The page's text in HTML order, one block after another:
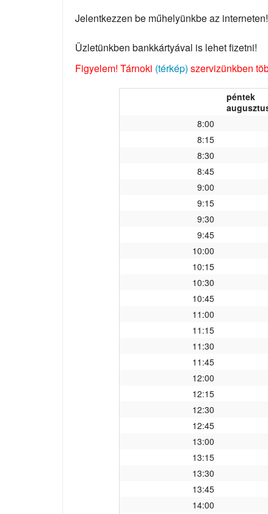
Jelentkezzen be műhelyünkbe az
Üzletünkben bankkártyával is lehet fizetni!
Figyelem! Tárnoki (térkép) szervizünkben
péntek
8:00
8:15
8:30
8:45
9:00
9:15
9:30
9:45
10:00
10:15
10:30
10:45
11:00
11:15
11:30
11:45
12:00
12:15
12:30
12:45
13:00
13:15
13:30
13:45
14:00